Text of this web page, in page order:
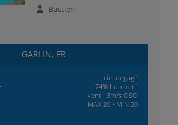
Bastien
GARLIN, FR
ciel dégagé
74% humidité
vent : 3m/s OSO
MAX 20 • MIN 20